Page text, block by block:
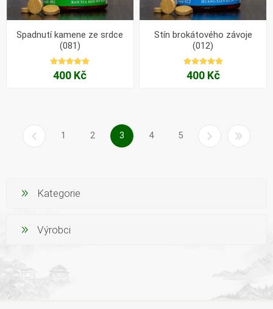
Spadnutí kamene ze srdce
(081)
400 Kč
Stín brokátového závoje
(012)
400 Kč
1 2 3 4 5
Kategorie
Výrobci